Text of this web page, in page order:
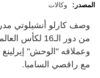
المصدر: وكالات
وصف كارلو أنشيلوتي
وعملاقه "الوحش" إيرلينغ
مع راقصي السامبا.